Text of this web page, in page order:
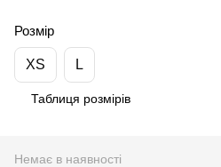
Розмір
XS L
Таблиця розмірів
Немає в наявності